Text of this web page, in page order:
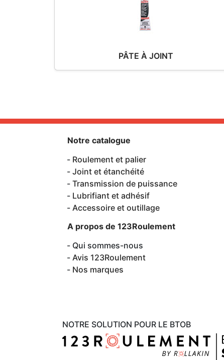
PÂTE À JOINT
NOTRE SOLUTION POUR LE BTOB
Notre catalogue
Roulement et palier
Joint et étanchéité
Transmission de puissance
Lubrifiant et adhésif
Accessoire et outillage
A propos de 123Roulement
Qui sommes-nous
Avis 123Roulement
Nos marques